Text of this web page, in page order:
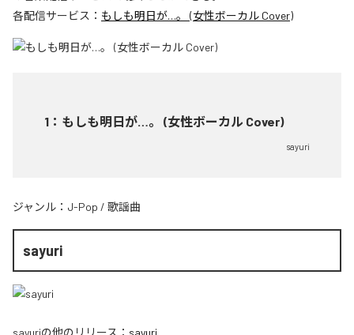
各配信サービス： もしも明日が…。 (女性ボーカル Cover)
1 ： もしも明日が…。 (女性ボーカル Cover)
sayuri
ジャンル： J-Pop / 歌謡曲
sayuri
sayuriの他のリリース： sayuri